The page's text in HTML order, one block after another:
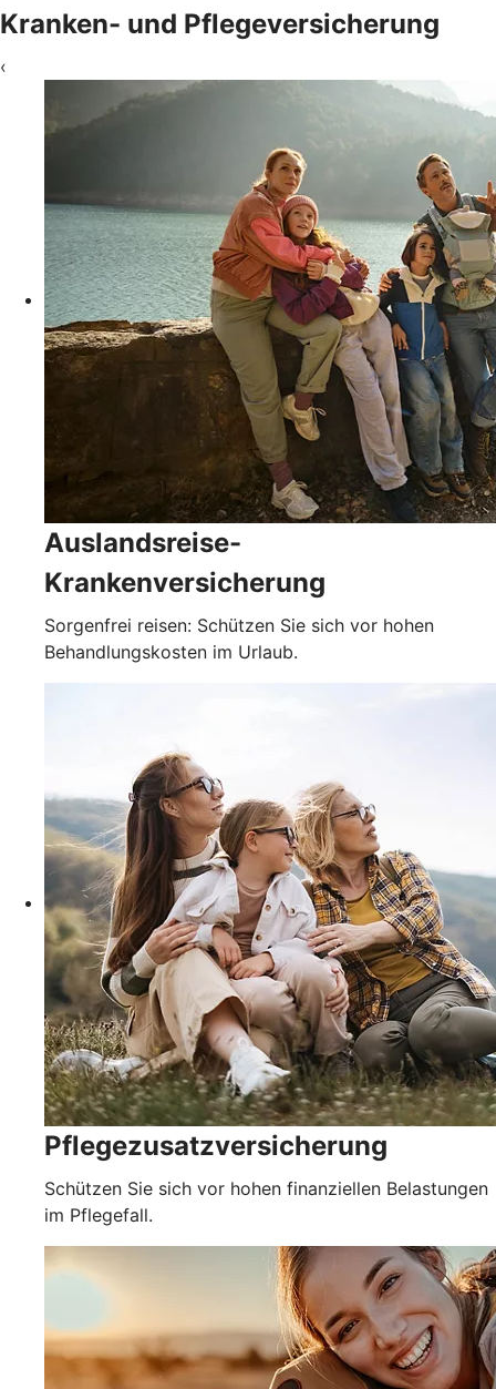
Kranken- und Pflegeversicherung
‹
Auslandsreise-
Krankenversicherung
Sorgenfrei reisen: Schützen Sie sich vor hohen
Behandlungskosten im Urlaub.
Pflegezusatz­versicherung
Schützen Sie sich vor hohen finanziellen Belastungen
im Pflegefall.